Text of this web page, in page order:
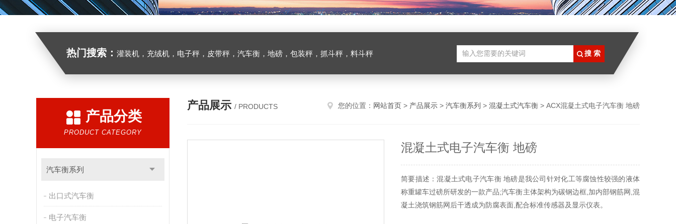
热门搜索： 灌装机，充绒机，电子秤，皮带秤，汽车衡，地磅，包装秤，抓斗秤，料斗秤
产品分类
PRODUCT CATEGORY
汽车衡系列
出口式汽车衡
电子汽车衡
产品展示 / PRODUCTS 您的位置： 网站首页 > 产品展示 > 汽车衡系列 > 混凝土式汽车衡 > ACX混凝土式电子汽车衡 地磅
混凝土式电子汽车衡 地磅
简要描述：混凝土式电子汽车衡 地磅是我公司针对化工等腐蚀性较强的液体
称重罐车过磅所研发的一款产品;汽车衡主体架构为碳钢边框,加内部钢筋网,混
凝土浇筑钢筋网后干透成为防腐表面,配合标准传感器及显示仪表。